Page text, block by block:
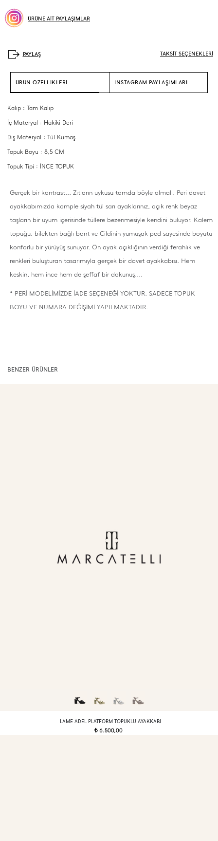
ÜRÜNE AİT PAYLAŞIMLAR
TAKSİT SEÇENEKLERİ
ÜRÜN ÖZELLİKLERİ INSTAGRAM PAYLAŞIMLARI
Kalıp : Tam Kalıp
İç Materyal : Hakiki Deri
Dış Materyal : Tül Kumaş
Topuk Boyu : 8,5 CM
Topuk Tipi : İNCE TOPUK
Gerçek bir kontrast... Zıtların uykusu tamda böyle olmalı. Peri davet
ayakkabımızda komple siyah tül sarı ayaklarınız, açık renk beyaz
taşların bir uyum içerisinde tüllere bezenmesiyle kendini buluyor. Kalem
topuğu, bilekten bağlı bant ve Cildinin yumuşak ped sayesinde boyutu
konforlu bir yürüyüş sunuyor. Ön ayak açıklığının verdiği ferahlık ve
renkleri buluşturan tasarımıyla gerçek bir davet ayakkabısı. Hem
keskin, hem ince hem de şeffaf bir dokunuş....
* PERİ MODELİMİZDE İADE SEÇENEĞİ YOKTUR. SADECE TOPUK
BOYU VE NUMARA DEĞİŞİMİ YAPILMAKTADIR.
BENZER ÜRÜNLER
LAME ADEL PLATFORM TOPUKLU AYAKKABI
t 6.500,00